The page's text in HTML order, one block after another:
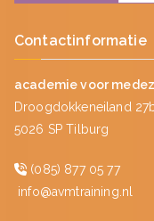
Contactinformatie
academie voor
Droogdokkeneiland
5026 SP Tilburg
(085) 877 05 77
info@avmtraining.nl